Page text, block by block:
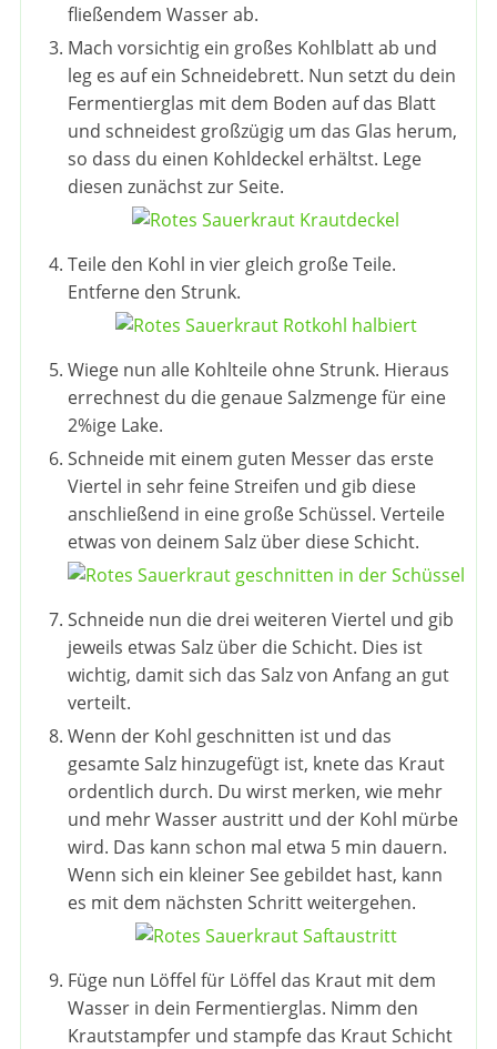
fließendem Wasser ab.
Mach vorsichtig ein großes Kohlblatt ab und
leg es auf ein Schneidebrett. Nun setzt du dein
Fermentierglas mit dem Boden auf das Blatt
und schneidest großzügig um das Glas herum,
so dass du einen Kohldeckel erhältst. Lege
diesen zunächst zur Seite.
Teile den Kohl in vier gleich große Teile.
Entferne den Strunk.
Wiege nun alle Kohlteile ohne Strunk. Hieraus
errechnest du die genaue Salzmenge für eine
2%ige Lake.
Schneide mit einem guten Messer das erste
Viertel in sehr feine Streifen und gib diese
anschließend in eine große Schüssel. Verteile
etwas von deinem Salz über diese Schicht.
Schneide nun die drei weiteren Viertel und gib
jeweils etwas Salz über die Schicht. Dies ist
wichtig, damit sich das Salz von Anfang an gut
verteilt.
Wenn der Kohl geschnitten ist und das
gesamte Salz hinzugefügt ist, knete das Kraut
ordentlich durch. Du wirst merken, wie mehr
und mehr Wasser austritt und der Kohl mürbe
wird. Das kann schon mal etwa 5 min dauern.
Wenn sich ein kleiner See gebildet hast, kann
es mit dem nächsten Schritt weitergehen.
Füge nun Löffel für Löffel das Kraut mit dem
Wasser in dein Fermentierglas. Nimm den
Krautstampfer und stampfe das Kraut Schicht